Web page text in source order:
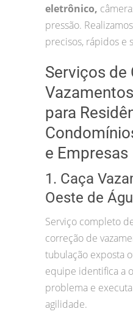
eletrônico,
pressão.
precisos, rápidos e
Serviços de
para
e Empresas
1. Caça
Oeste de
Serviço completo
correção de
tubulação exposta
equipe identifica a
problema e
agilidade.